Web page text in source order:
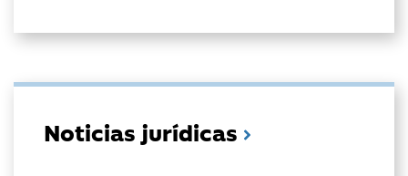
Noticias jurídicas